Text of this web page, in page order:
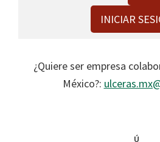
INICIAR
¿Quiere ser empresa
México?:
Ú